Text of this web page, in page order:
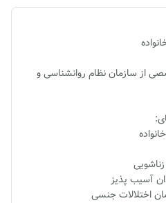
از سازمان نظام روانشناسی و
آسیب پذیز
اختلالات جنسی